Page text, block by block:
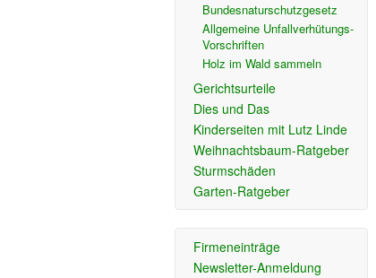
Bundesnaturschutzgesetz
Allgemeine Unfallverhütungs-
Vorschriften
Holz im Wald sammeln
Gerichtsurteile
Dies und Das
Kinderseiten mit Lutz Linde
Weihnachtsbaum-Ratgeber
Sturmschäden
Garten-Ratgeber
Firmeneinträge
Newsletter-Anmeldung